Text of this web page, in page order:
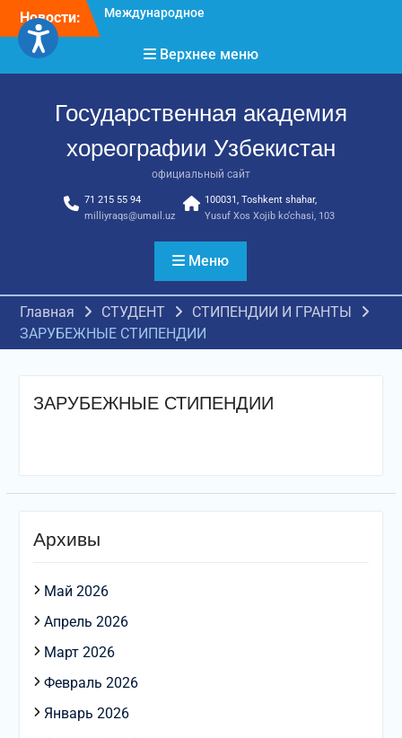
Перейти
содержимому
Новости:
достижения молодых
Международное научное
пространство!
достижения молодых
хореографов!
Верхнее меню
Государственная академия
хореографии Узбекистан
официальный сайт
71 215 55 94
milliyraqs@umail.uz
100031, Toshkent shahar,
Yusuf Xos Xojib ko‘chasi, 103
Меню
Главная СТУДЕНТ
СТИПЕНДИИ И ГРАНТЫ
ЗАРУБЕЖНЫЕ СТИПЕНДИИ
ЗАРУБЕЖНЫЕ СТИПЕНДИИ
Архивы
Май 2026
Апрель 2026
Март 2026
Февраль 2026
Январь 2026